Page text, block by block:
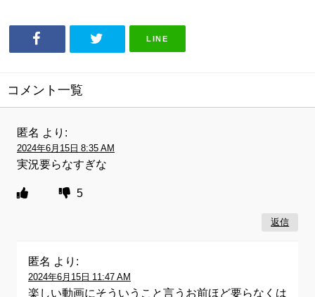
LINE
コメント一覧
匿名 より:
2024年6月15日 8:35 AM
実況要らなすぎな
5
返信
匿名 より:
2024年6月15日 11:47 AM
楽しい動画にそういうこと言うお前ほど要らなくは